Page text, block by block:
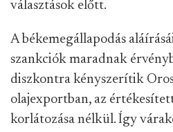
választások előtt.
A békemegállapodás
szankciók maradnak
diszkontra kényszerítik
olajexportban, az
korlátozása nélkül. Így